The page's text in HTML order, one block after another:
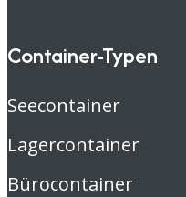
Container-Typen
Seecontainer
Lagercontainer
Bürocontainer